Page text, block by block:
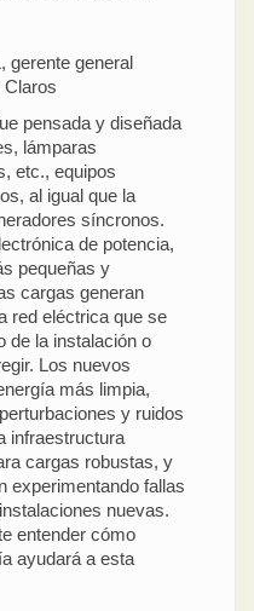
gerente general
Claros
pensada y diseñada
lámparas
etc., equipos
al igual que la
síncronos.
de potencia,
pequeñas y
cargas generan
red eléctrica que se
de la instalación o
Los nuevos
más limpia,
y ruidos
infraestructura
cargas robustas, y
experimentando fallas
nuevas.
entender cómo
ayudará a esta